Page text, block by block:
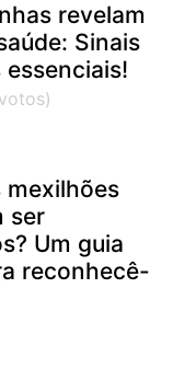
revelam
Sinais
mexilhões
ser
Um guia
reconhecê-